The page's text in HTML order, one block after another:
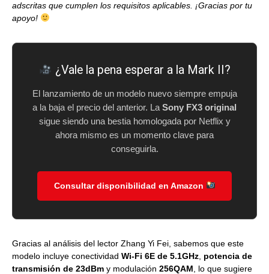
adscritas que cumplen los requisitos aplicables. ¡Gracias por tu
apoyo!
¿Vale la pena esperar a la Mark II?
El lanzamiento de un modelo nuevo siempre empuja
a la baja el precio del anterior. La Sony FX3 original
sigue siendo una bestia homologada por Netflix y
ahora mismo es un momento clave para
conseguirla.
Consultar disponibilidad en Amazon
Gracias al análisis del lector Zhang Yi Fei, sabemos que este
modelo incluye conectividad Wi-Fi 6E de 5.1GHz potencia de
transmisión de 23dBm y modulación 256QAM , lo que sugiere